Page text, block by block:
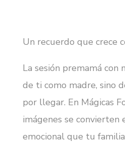
Un recuerdo que crece
La sesión premamá con
de ti como madre, sino
por llegar. En Mágicas
imágenes se convierten
emocional que tu